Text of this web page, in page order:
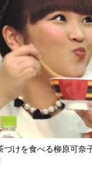
づけを食べる柳原可奈